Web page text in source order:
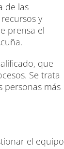
de las
y
prensa el
que
Se trata
personas más
el equipo